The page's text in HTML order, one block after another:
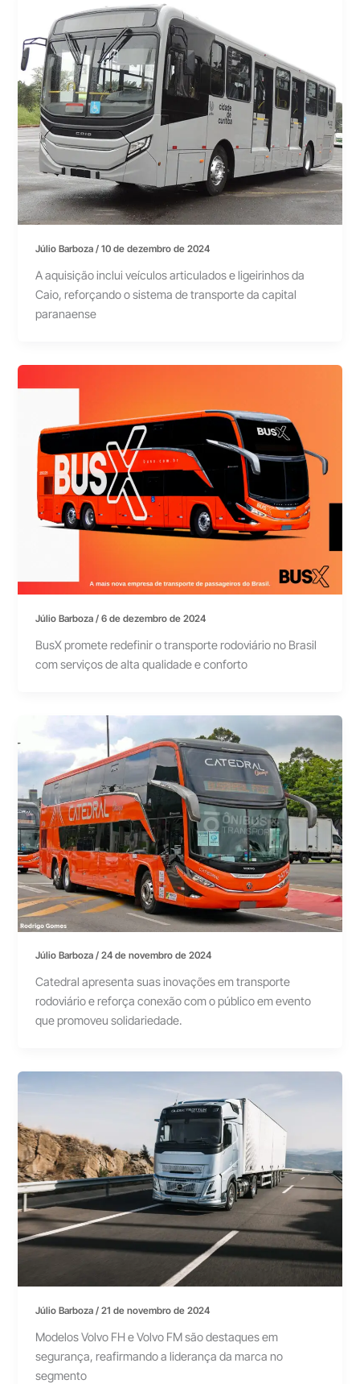
Júlio Barboza/10 de dezembro de 2024
A aquisição inclui veículos articulados e ligeirinhos da
Caio, reforçando o sistema de transporte da capital
paranaense
Júlio Barboza/6 de dezembro de 2024
BusX promete redefinir o transporte rodoviário no Brasil
com serviços de alta qualidade e conforto
Júlio Barboza/24 de novembro de 2024
Catedral apresenta suas inovações em transporte
rodoviário e reforça conexão com o público em evento
que promoveu solidariedade.
Júlio Barboza/21 de novembro de 2024
Modelos Volvo FH e Volvo FM são destaques em
segurança, reafirmando a liderança da marca no
segmento